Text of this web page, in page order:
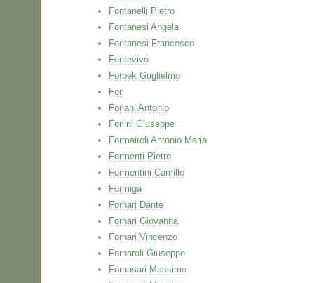
Fontanelli Pietro
Fontanesi Angela
Fontanesi Francesco
Fontevivo
Forbek Guglielmo
Fori
Forlani Antonio
Forlini Giuseppe
Formairoli Antonio Maria
Formenti Pietro
Formentini Camillo
Formiga
Fornari Dante
Fornari Giovanna
Fornari Vincenzo
Fornaroli Giuseppe
Fornasari Massimo